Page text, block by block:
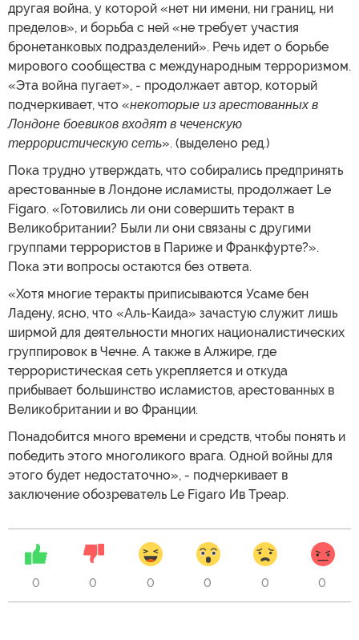
другая война, у которой «нет ни имени, ни границ, ни
пределов», и борьба с ней «не требует участия
бронетанковых подразделений». Речь идет о борьбе
мирового сообщества с международным терроризмом.
«Эта война пугает», - продолжает автор, который
подчеркивает, что «некоторые из арестованных в
Лондоне боевиков входят в чеченскую
террористическую сеть». (выделено ред.)
Пока трудно утверждать, что собирались предпринять
арестованные в Лондоне исламисты, продолжает Le
Figaro. «Готовились ли они совершить теракт в
Великобритании? Были ли они связаны с другими
группами террористов в Париже и Франкфурте?».
Пока эти вопросы остаются без ответа.
«Хотя многие теракты приписываются Усаме бен
Ладену, ясно, что «Аль-Каида» зачастую служит лишь
ширмой для деятельности многих националистических
группировок в Чечне. А также в Алжире, где
террористическая сеть укрепляется и откуда
прибывает большинство исламистов, арестованных в
Великобритании и во Франции.
Понадобится много времени и средств, чтобы понять и
победить этого многоликого врага. Одной войны для
этого будет недостаточно», - подчеркивает в
заключение обозреватель Le Figaro Ив Треар.
0 0 0 0 0 0